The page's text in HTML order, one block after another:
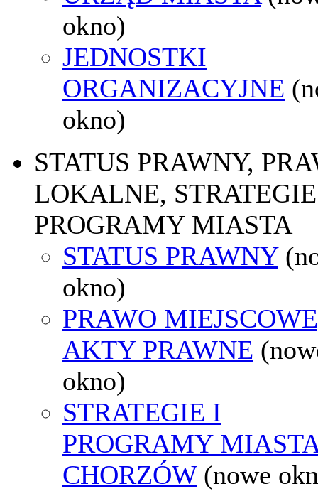
okno)
JEDNOSTKI
ORGANIZACYJNE
okno)
STATUS PRAWNY,
LOKALNE,
PROGRAMY MIASTA
STATUS PRAWNY
okno)
PRAWO
AKTY PRAWNE
okno)
STRATEGIE I
PROGRAMY
CHORZÓW (nowe